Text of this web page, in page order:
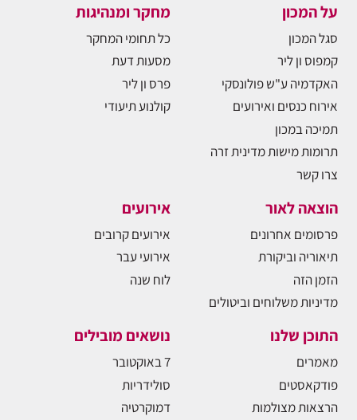
על המכון
סגל המכון
קמפוס ון ליר
האקדמיה ע"ש פולונסקי
אירוח כנסים ואירועים
תמיכה במכון
תרומות מישות מדינית זרה
צרו קשר
מחקר ומנהיגות
כל תחומי המחקר
מסעות דעת
פרס ון ליר
קולנוע תיעודי
הוצאה לאור
פרסומים אחרונים
תיאוריה וביקורת
הזמן הזה
מדיניות משלוחים וביטולים
אירועים
אירועים קרובים
אירועי עבר
לוח שנה
התוכן שלנו
מאמרים
פודקאסטים
הרצאות מצולמות
נושאים מובילים
7 באוקטובר
סולידריות
דמוקרטיה